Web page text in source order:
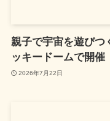
親子で宇宙を遊びつ
ッキードームで開催
2026年7月22日